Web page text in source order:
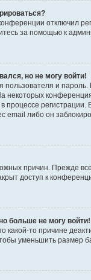
отключил
за помощью к
но не могу войти!
пользователя и
некоторых
процессе
email либо он
причин. Прежде
доступ к
больше не могу войти!
какой-то причине
уменьшить размер